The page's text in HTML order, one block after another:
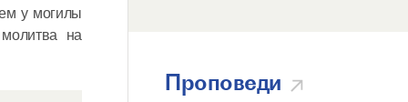
у могилы
на
Проповеди